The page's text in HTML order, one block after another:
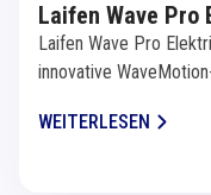
Laifen Wave
Laifen Wave Pro
innovative
WEITERLESEN